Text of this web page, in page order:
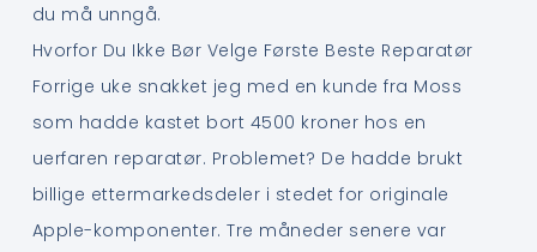
du må unngå.
Hvorfor Du Ikke Bør Velge Første Beste Reparatør
Forrige uke snakket jeg med en kunde fra Moss
som hadde kastet bort 4500 kroner hos en
uerfaren reparatør. Problemet? De hadde brukt
billige ettermarkedsdeler i stedet for originale
Apple-komponenter. Tre måneder senere var